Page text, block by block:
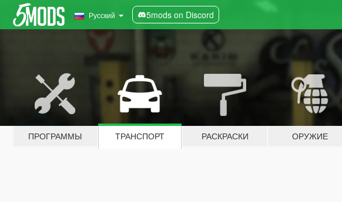
Русский 5mods on Discord
ПРОГРАММЫ ТРАНСПОРТ РАСКРАСКИ ОРУЖИЕ